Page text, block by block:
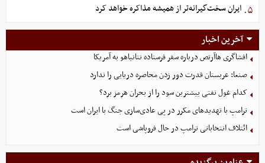
۵. ایران سخت‌گیرانه‌تر از همیشه مذاکره خواهد کرد
آخرین اخبار
افشاگری هاآرتص درباره سفر فرستاده نتانیاهو به آمریکا
صنعا: عربستان قدرت دور زدن محاصره دریایی را ندارد
کدام غول نفتی بیشترین سود را از بحران هرمز برد؟
ترامپ با تهدیدهای مکرر در پی عادی‌سازی جنگ با ایران است
ائتلاف انتخاباتی ترامپ در حال فروپاشی است